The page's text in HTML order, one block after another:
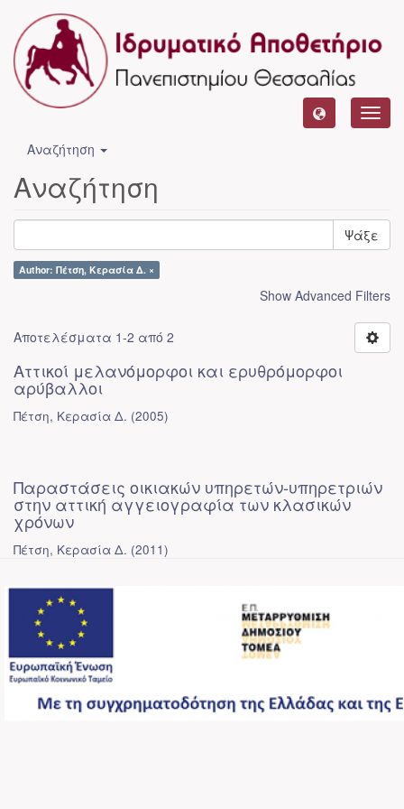
Αναζήτηση
Αναζήτηση
Ψάξε
Author: Πέτση, Κερασία Δ. ×
Show Advanced Filters
Αποτελέσματα 1-2 από 2
Αττικοί μελανόμορφοι και ερυθρόμορφοι
αρύβαλλοι
Πέτση, Κερασία Δ. (2005)
Παραστάσεις οικιακών υπηρετών-υπηρετριών
στην αττική αγγειογραφία των κλασικών
χρόνων
Πέτση, Κερασία Δ. (2011)